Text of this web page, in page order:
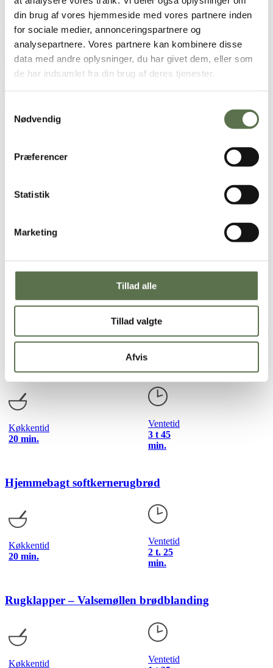
din brug af vores hjemmeside med vores partnere inden
for sociale medier, annonceringspartnere og
analysepartnere. Vores partnere kan kombinere disse
data med andre oplysninger, du har givet dem, eller som
de har indsamlet fra din brug af deres tjenester.
Nødvendig
Præferencer
Statistik
Marketing
Tillad alle
Tillad valgte
Afvis
2 tsk. salt
Brugt i opskriften
Økologiske Skårne Rugkerner
Stenformalet Økologisk
Økologiske Solsikkekerner
Hæld kogende vand over de skårne rugkerner, og lad dem
resten af ingredienserne. Ælt dejen i en røremaskine ved
mellemste hastighed eller brug en håndmixer i mindst 15
Lad dejen hæve tildækket ved stuetemperatur i ca. 30
minutter.
Rør luften ud af dejen, og hæld den i en smurt form (1,5 liter).
Bag nederst i en forvarmet ovn ved 200 °C (varmluft 175 °C)
i ca. 60 minutter.
lidt mørkere rugbrød. Se f.eks.denne opskrift på rugbrød.
Køkkentid
20 min.
Ventetid
3 t 45
min.
Hjemmebagt softkernerugbrød
Køkkentid
20 min.
Ventetid
2 t. 25
min.
Rugklapper – Valsemøllen brødblanding
Køkkentid
Ventetid